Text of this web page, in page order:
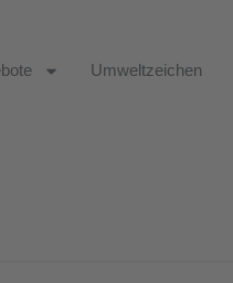
Umweltzeichen